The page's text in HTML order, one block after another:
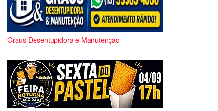
Graus Desentupidora e Manutenção